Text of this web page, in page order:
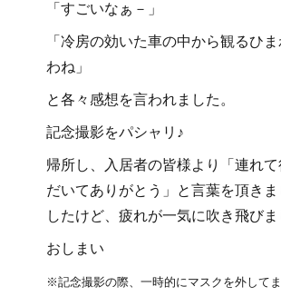
「すごいなぁ－」
「冷房の効いた車の中から観るひ
わね」
と各々感想を言われました。
記念撮影をパシャリ♪
帰所し、入居者の皆様より「連れ
だいてありがとう」と言葉を頂き
したけど、疲れが一気に吹き飛びま
おしまい
※記念撮影の際、一時的にマスクを外してま